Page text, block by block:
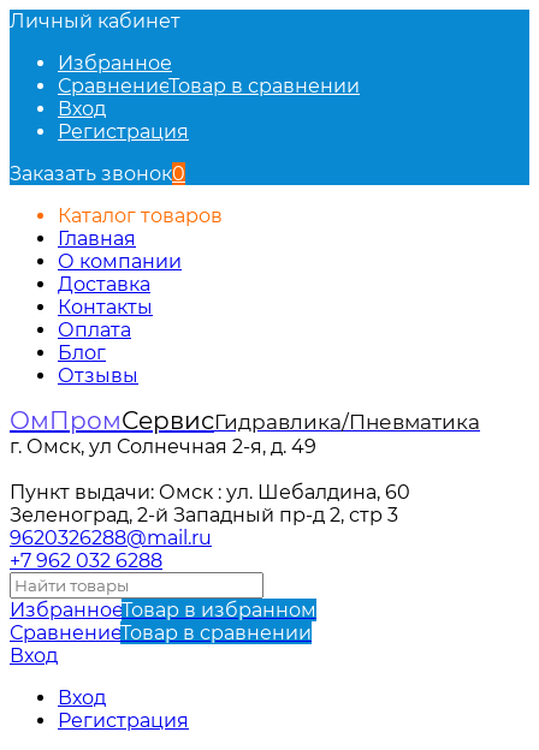
Личный кабинет
Избранное
СравнениеТовар в сравнении
Вход
Регистрация
Заказать звонок0
Каталог товаров
Главная
О компании
Доставка
Контакты
Оплата
Блог
Отзывы
ОмПромСервисГидравлика/Пневматика
г. Омск, ул Солнечная 2-я, д. 49
Пункт выдачи: Омск : ул. Шебалдина, 60
Зеленоград, 2-й Западный пр-д 2, стр 3
9620326288@mail.ru
+7 962 032 6288
ИзбранноеТовар в избранном
СравнениеТовар в сравнении
Вход
Вход
Регистрация